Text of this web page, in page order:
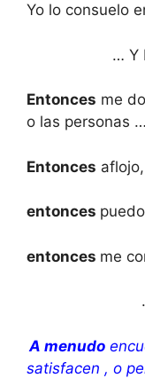
Yo lo consuelo
… Y
Entonces me
o las personas …
Entonces aflojo,
entonces
entonces me
A menudo
satisfacen , o